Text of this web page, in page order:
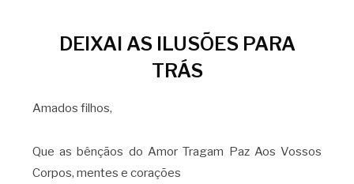
DEIXAI AS ILUSÕES PARA
TRÁS
Amados filhos,
Que as bênçãos do Amor Tragam Paz Aos Vossos
Corpos, mentes e corações